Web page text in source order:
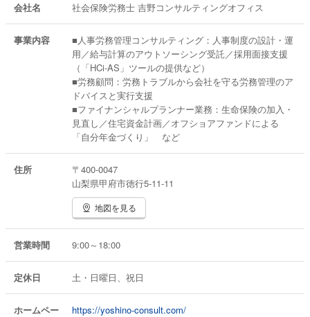
会社名 社会保険労務士 吉野コンサルティングオフィス
事業内容
■人事労務管理コンサルティング：人事制度の設計・運
用／給与計算のアウトソーシング受託／採用面接支援
（「HCi-AS」ツールの提供など）
■労務顧問：労務トラブルから会社を守る労務管理のア
ドバイスと実行支援
■ファイナンシャルプランナー業務：生命保険の加入・
見直し／住宅資金計画／オフショアファンドによる
「自分年金づくり」 など
住所
〒400-0047
山梨県甲府市徳行5-11-11
地図を見る
営業時間 9:00～18:00
定休日 土・日曜日、祝日
ホームペー
https://yoshino-consult.com/